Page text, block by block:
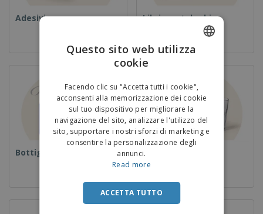
Adesivi Libri e cataloghi
Bottiglie Coppe
Questo sito web utilizza
cookie
Facendo clic su "Accetta tutti i cookie",
acconsenti alla memorizzazione dei cookie
sul tuo dispositivo per migliorare la
navigazione del sito, analizzare l'utilizzo del
sito, supportare i nostri sforzi di marketing e
consentire la personalizzazione degli
annunci.
Read more
ACCETTA TUTTO